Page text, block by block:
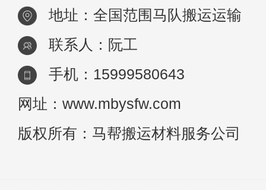
地址：全国范围马队搬运运输
联系人：阮工
手机：15999580643
网址：www.mbysfw.com
版权所有：马帮搬运材料服务公司